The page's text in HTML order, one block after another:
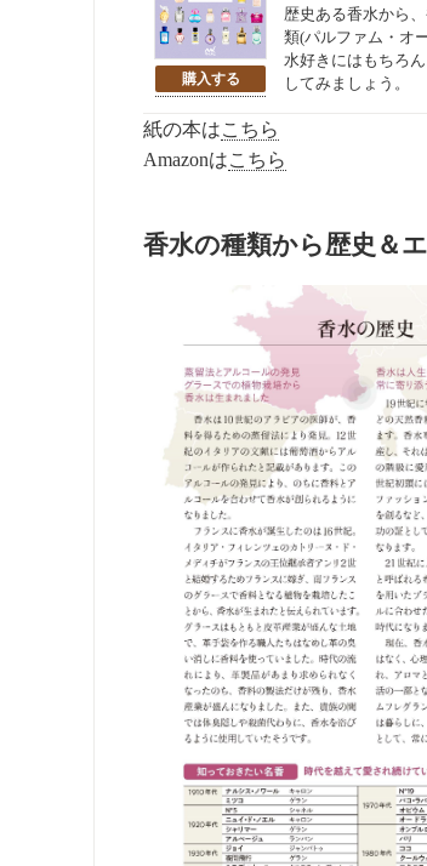
歴史ある香水から
類(パルファム・オ
水好きにはもちろ
してみましょう。
紙の本はこちら
Amazonはこちら
香水の種類から歴史＆